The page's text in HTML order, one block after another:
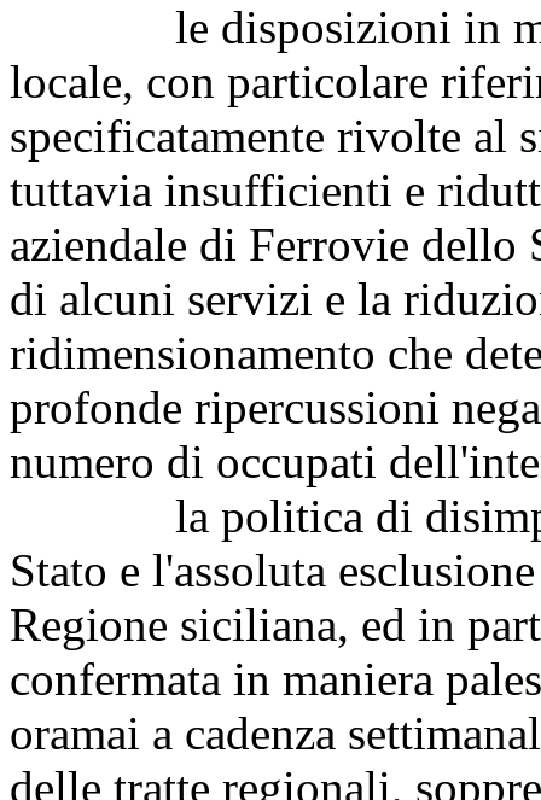
le disposizioni in
locale, con particolare
specificatamente rivolte al
tuttavia insufficienti e
aziendale di Ferrovie dello
di alcuni servizi e la
ridimensionamento che
profonde ripercussioni
numero di occupati
la politica di
Stato e l'assoluta
Regione siciliana, ed in
confermata in maniera
oramai a cadenza
delle tratte regionali,